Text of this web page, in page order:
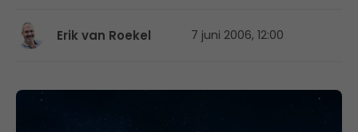
Erik van Roekel 7 juni 2006, 12:00